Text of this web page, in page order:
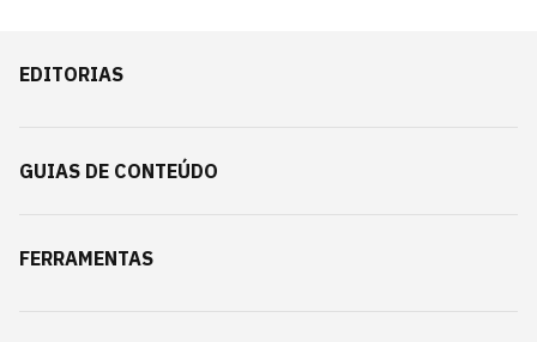
EDITORIAS
GUIAS DE CONTEÚDO
FERRAMENTAS